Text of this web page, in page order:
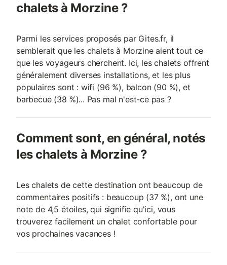
chalets à Morzine ?
Parmi les services proposés par Gites.fr, il
semblerait que les chalets à Morzine aient tout ce
que les voyageurs cherchent. Ici, les chalets offrent
généralement diverses installations, et les plus
populaires sont : wifi (96 %), balcon (90 %), et
barbecue (38 %)... Pas mal n'est-ce pas ?
Comment sont, en général, notés
les chalets à Morzine ?
Les chalets de cette destination ont beaucoup de
commentaires positifs : beaucoup (37 %), ont une
note de 4,5 étoiles, qui signifie qu'ici, vous
trouverez facilement un chalet confortable pour
vos prochaines vacances !